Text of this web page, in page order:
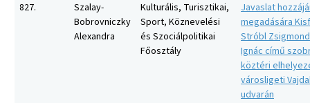
827.
Szalay-
Bobrovniczky
Alexandra
Kulturális, Turisztikai,
Sport, Köznevelési
és Szociálpolitikai
Főosztály
Javaslat
megadására
Stróbl
Ignác című
köztéri
városligeti
udvarán